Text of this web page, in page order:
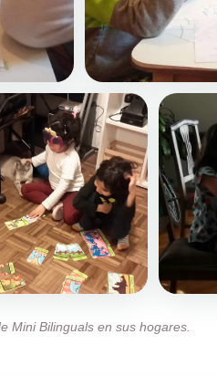
Mini Bilinguals en sus hogares.